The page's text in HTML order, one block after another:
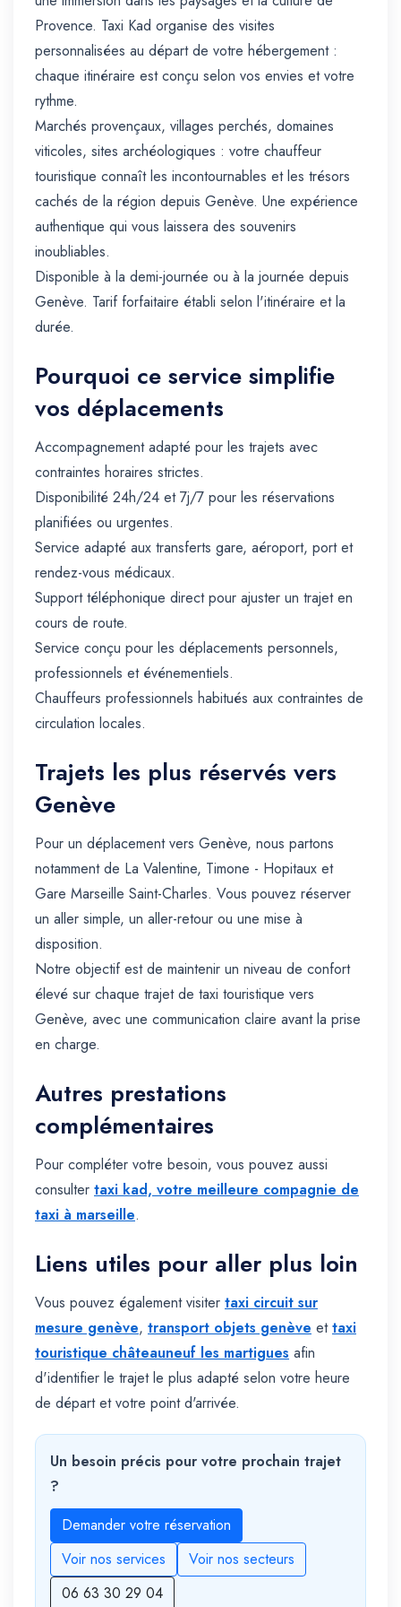
Provence. Taxi Kad organise des visites
personnalisées au départ de votre hébergement :
chaque itinéraire est conçu selon vos envies et votre
rythme.
Marchés provençaux, villages perchés, domaines
viticoles, sites archéologiques : votre chauffeur
touristique connaît les incontournables et les trésors
cachés de la région depuis Genève. Une expérience
authentique qui vous laissera des souvenirs
inoubliables.
Disponible à la demi-journée ou à la journée depuis
Genève. Tarif forfaitaire établi selon l'itinéraire et la
durée.
Pourquoi ce service simplifie
vos déplacements
Accompagnement adapté pour les trajets avec
contraintes horaires strictes.
Disponibilité 24h/24 et 7j/7 pour les réservations
planifiées ou urgentes.
Service adapté aux transferts gare, aéroport, port et
rendez-vous médicaux.
Support téléphonique direct pour ajuster un trajet en
cours de route.
Service conçu pour les déplacements personnels,
professionnels et événementiels.
Chauffeurs professionnels habitués aux contraintes de
circulation locales.
Trajets les plus réservés vers
Genève
Pour un déplacement vers Genève, nous partons
notamment de La Valentine, Timone - Hopitaux et
Gare Marseille Saint-Charles. Vous pouvez réserver
un aller simple, un aller-retour ou une mise à
disposition.
Notre objectif est de maintenir un niveau de confort
élevé sur chaque trajet de taxi touristique vers
Genève, avec une communication claire avant la prise
en charge.
Autres prestations
complémentaires
Pour compléter votre besoin, vous pouvez aussi
consulter taxi kad, votre meilleure compagnie de
taxi à marseille.
Liens utiles pour aller plus loin
Vous pouvez également visiter taxi circuit sur
mesure genève, transport objets genève ettaxi
touristique châteauneuf les martigues afin
d'identifier le trajet le plus adapté selon votre heure
de départ et votre point d'arrivée.
Un besoin précis pour votre prochain trajet
?
Demander votre réservation
Voir nos services
Voir nos secteurs
06 63 30 29 04